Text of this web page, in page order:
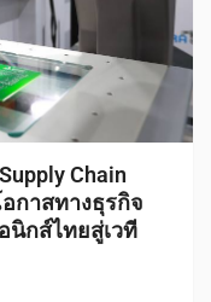
Chain
กาสทางธุรกิจ
นิกส์ไทยสู่เวที